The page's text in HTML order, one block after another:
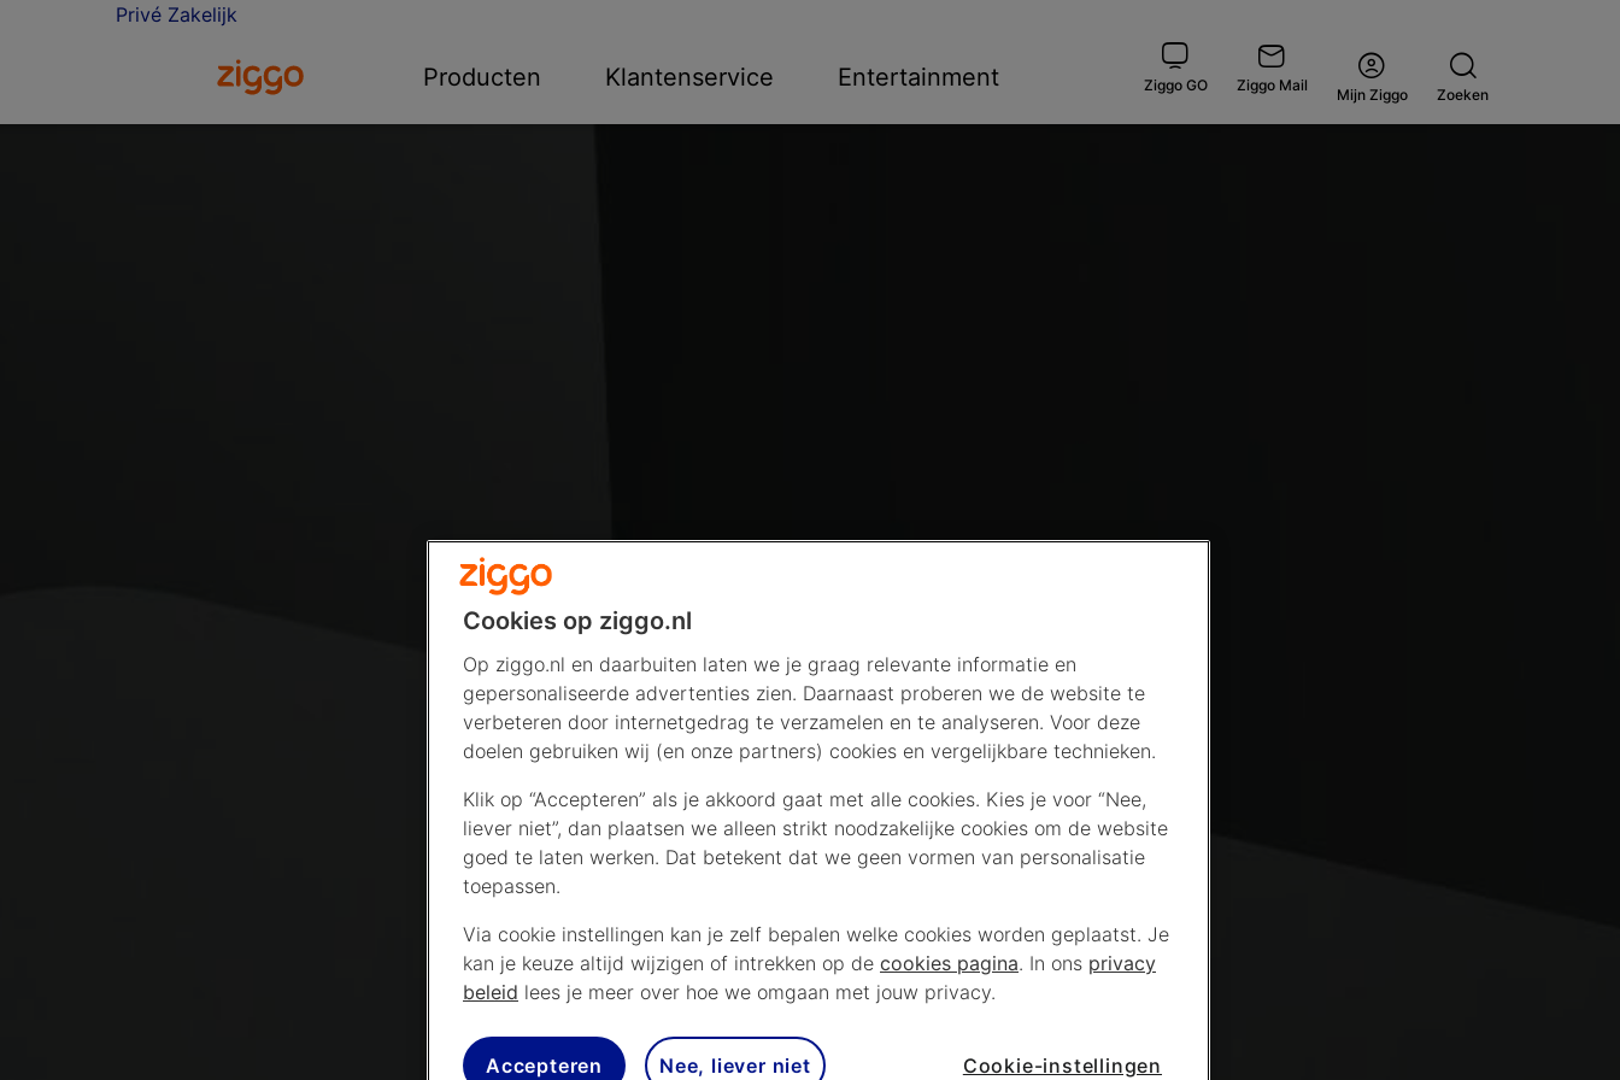
Privé Zakelijk
Ga naar de Ziggo homepageProducten Klantenservice Entertainment Ziggo GO Ziggo Mail Open
Mijn Ziggo
Zoeken
Cookies op ziggo.nl
Op ziggo.nl en daarbuiten laten we je graag relevante informatie en
gepersonaliseerde advertenties zien. Daarnaast proberen we de website te
verbeteren door internetgedrag te verzamelen en te analyseren. Voor deze
doelen gebruiken wij (en onze partners) cookies en vergelijkbare technieken.
Klik op “Accepteren” als je akkoord gaat met alle cookies. Kies je voor “Nee,
liever niet”, dan plaatsen we alleen strikt noodzakelijke cookies om de website
goed te laten werken. Dat betekent dat we geen vormen van personalisatie
toepassen.
Via cookie instellingen kan je zelf bepalen welke cookies worden geplaatst. Je
kan je keuze altijd wijzigen of intrekken op de cookies pagina. In ons privacy
beleid lees je meer over hoe we omgaan met jouw privacy.
Accepteren Nee, liever niet Cookie-instellingen